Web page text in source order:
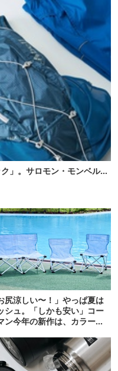
」。サロモン・モンベル…
尻涼しい〜！」やっぱ夏は
シュ。「しかも安い」コー
ン今年の新作は、カラーも